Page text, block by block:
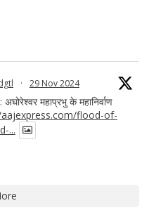
· 29 Nov 2024
महाप्रभु के महानिर्वाण
flood-of-
...